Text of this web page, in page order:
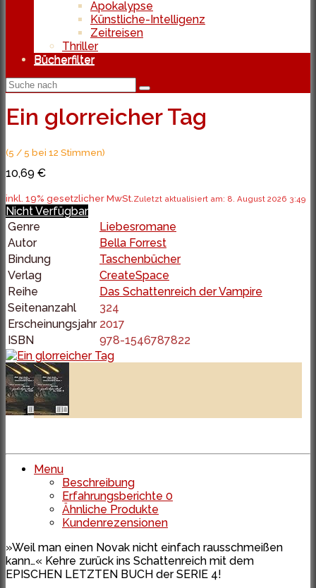
Apokalypse
Künstliche-Intelligenz
Zeitreisen
Thriller
Bücherfilter
Ein glorreicher Tag
(5 / 5 bei 12 Stimmen)
10,69 €
inkl. 19% gesetzlicher MwSt. Zuletzt aktualisiert am: 8. August 2026 3:49
Nicht Verfügbar
Genre
Liebesromane
Autor
Bella Forrest
Bindung
Taschenbücher
Verlag
CreateSpace
Reihe
Das Schattenreich der Vampire
Seitenanzahl
324
Erscheinungsjahr 2017
ISBN
978-1546787822
Menu
Beschreibung
Erfahrungsberichte 0
Ähnliche Produkte
Kundenrezensionen
»Weil man einen Novak nicht einfach rausschmeißen
kann…« Kehre zurück ins Schattenreich mit dem
EPISCHEN LETZTEN BUCH der SERIE 4!